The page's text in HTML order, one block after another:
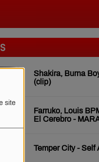
site
Shakira, Burna
(clip)
Farruko, Louis
El Cerebro -
Temper City - Self